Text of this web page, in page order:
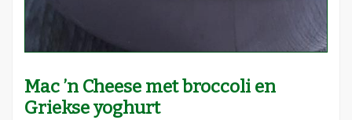
Mac ’n Cheese met broccoli en
Griekse yoghurt